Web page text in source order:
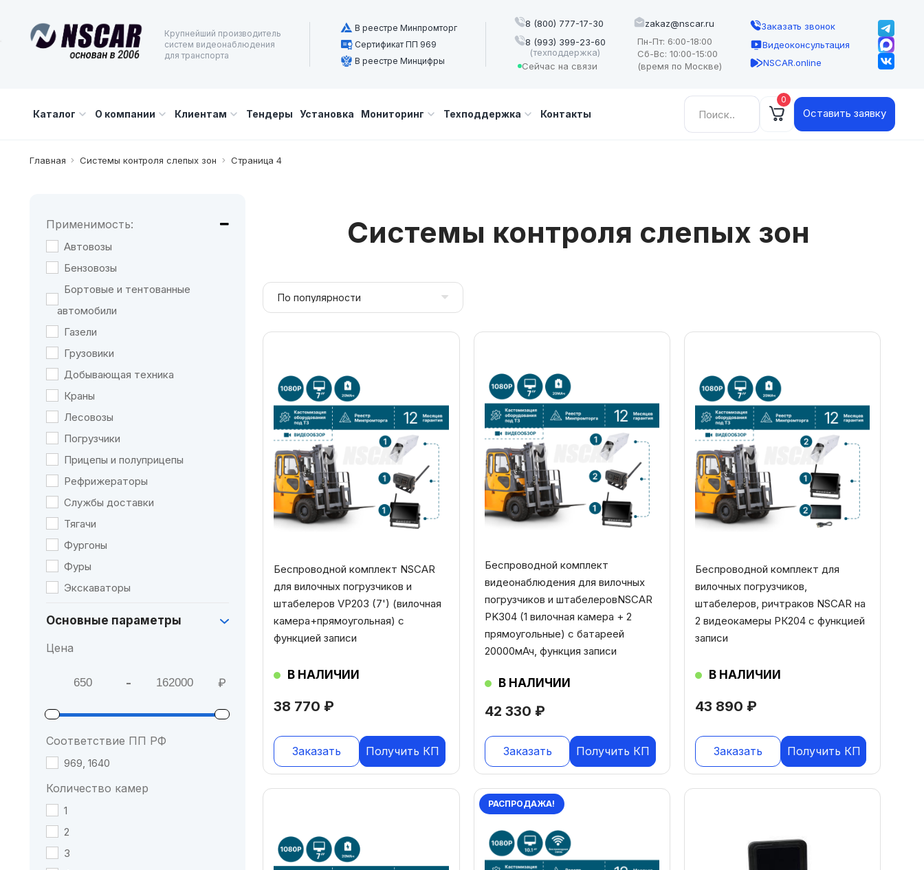
Крупнейший производитель
систем видеонаблюдения
для транспорта
В реестре Минпромторг
Сертификат ПП 969
В реестре Минцифры
8 (800) 777-17-30
8 (993) 399-23-60
(техподдержка)
Сейчас на связи
zakaz@nscar.ru
Пн-Пт: 6:00-18:00
Сб-Вс: 10:00-15:00
(время по Москве)
Заказать звонок
Видеоконсультация
NSCAR.online
Каталог О компании Клиентам Тендеры Установка Мониторинг Техподдержка Контакты
Найти: 0
Оставить заявку
Главная Системы контроля слепых зон Страница 4
Системы контроля слепых зон
38 770 ₽
Беспроводной комплект NSCAR
для вилочных погрузчиков и
штабелеров VP203 (7') (вилочная
камера+прямоугольная) с
функцией записи
В НАЛИЧИИ
Заказать Получить КП
42 330 ₽
Беспроводной комплект
видеонаблюдения для вилочных
погрузчиков и штабелеровNSCAR
PK304 (1 вилочная камера + 2
прямоугольные) c батареей
20000мАч, функция записи
В НАЛИЧИИ
Заказать Получить КП
43 890 ₽
Беспроводной комплект для
вилочных погрузчиков,
штабелеров, ричтраков NSCAR на
2 видеокамеры РК204 с функцией
записи
В НАЛИЧИИ
Заказать Получить КП
РАСПРОДАЖА!
Применимость:
Автовозы
Бензовозы
Бортовые и тентованные
автомобили
Газели
Грузовики
Добывающая техника
Краны
Лесовозы
Погрузчики
Прицепы и полуприцепы
Рефрижераторы
Службы доставки
Тягачи
Фургоны
Фуры
Экскаваторы
Основные параметры
Цена
- ₽
Соответствие ПП РФ
969, 1640
Количество камер
1
2
3